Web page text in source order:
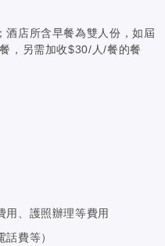
店所含早餐為雙人份，如屆
，另需加收$30/人/餐的餐
、護照辦理等費用
費等）